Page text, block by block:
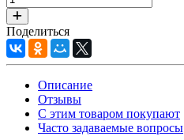
Поделиться
Описание
Отзывы
С этим товаром покупают
Часто задаваемые вопросы